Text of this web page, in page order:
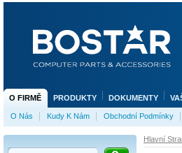
Hlavní
O FIRMĚ PRODUKTY DOKUMENTY
O Nás Kudy K Nám Obchodní Podmínky